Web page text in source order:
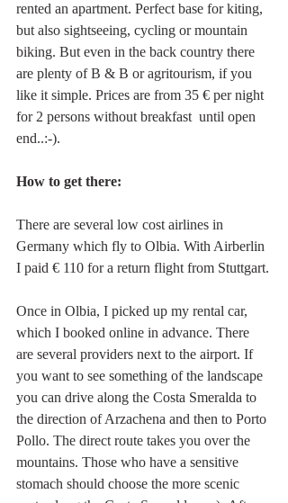
rented an apartment. Perfect base for kiting,
but also sightseeing, cycling or mountain
biking. But even in the back country there
are plenty of B & B or agritourism, if you
like it simple. Prices are from 35 € per night
for 2 persons without breakfast  until open
end..:-).
How to get there:
There are several low cost airlines in
Germany which fly to Olbia. With Airberlin
I paid € 110 for a return flight from Stuttgart.
Once in Olbia, I picked up my rental car,
which I booked online in advance. There
are several providers next to the airport. If
you want to see something of the landscape
you can drive along the Costa Smeralda to
the direction of Arzachena and then to Porto
Pollo. The direct route takes you over the
mountains. Those who have a sensitive
stomach should choose the more scenic